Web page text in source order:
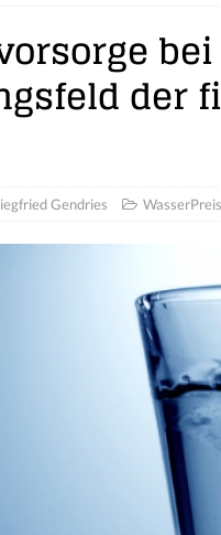
der
Gendries